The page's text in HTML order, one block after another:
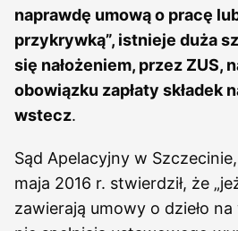
naprawdę umową o pracę
przykrywką”, istnieje duża
się nałożeniem, przez ZUS,
obowiązku zapłaty składek
wstecz.
Sąd Apelacyjny w
maja 2016 r. stwierdził, że
zawierają umowy o dzieło